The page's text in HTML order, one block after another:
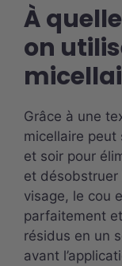
À
on
Grâce à une
micellaire peut
et soir pour
et désobstruer
visage, le cou
parfaitement
résidus en un
avant